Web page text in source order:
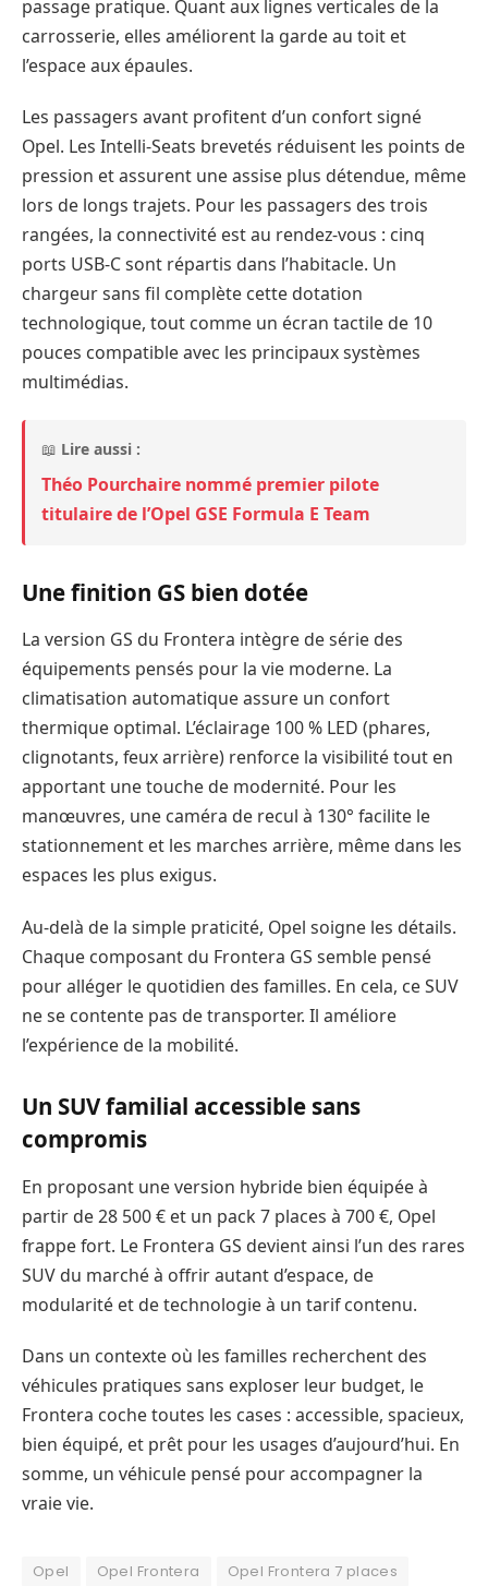
passage pratique. Quant aux lignes verticales de la
carrosserie, elles améliorent la garde au toit et
l’espace aux épaules.
Les passagers avant profitent d’un confort signé
Opel. Les Intelli-Seats brevetés réduisent les points de
pression et assurent une assise plus détendue, même
lors de longs trajets. Pour les passagers des trois
rangées, la connectivité est au rendez-vous : cinq
ports USB-C sont répartis dans l’habitacle. Un
chargeur sans fil complète cette dotation
technologique, tout comme un écran tactile de 10
pouces compatible avec les principaux systèmes
multimédias.
📖 Lire aussi :
Théo Pourchaire nommé premier pilote
titulaire de l’Opel GSE Formula E Team
Une finition GS bien dotée
La version GS du Frontera intègre de série des
équipements pensés pour la vie moderne. La
climatisation automatique assure un confort
thermique optimal. L’éclairage 100 % LED (phares,
clignotants, feux arrière) renforce la visibilité tout en
apportant une touche de modernité. Pour les
manœuvres, une caméra de recul à 130° facilite le
stationnement et les marches arrière, même dans les
espaces les plus exigus.
Au-delà de la simple praticité, Opel soigne les détails.
Chaque composant du Frontera GS semble pensé
pour alléger le quotidien des familles. En cela, ce SUV
ne se contente pas de transporter. Il améliore
l’expérience de la mobilité.
Un SUV familial accessible sans
compromis
En proposant une version hybride bien équipée à
partir de 28 500 € et un pack 7 places à 700 €, Opel
frappe fort. Le Frontera GS devient ainsi l’un des rares
SUV du marché à offrir autant d’espace, de
modularité et de technologie à un tarif contenu.
Dans un contexte où les familles recherchent des
véhicules pratiques sans exploser leur budget, le
Frontera coche toutes les cases : accessible, spacieux,
bien équipé, et prêt pour les usages d’aujourd’hui. En
somme, un véhicule pensé pour accompagner la
vraie vie.
Opel Opel Frontera
Opel Frontera 7 places